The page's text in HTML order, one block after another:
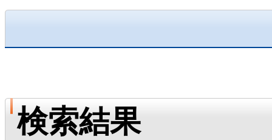
検索結果